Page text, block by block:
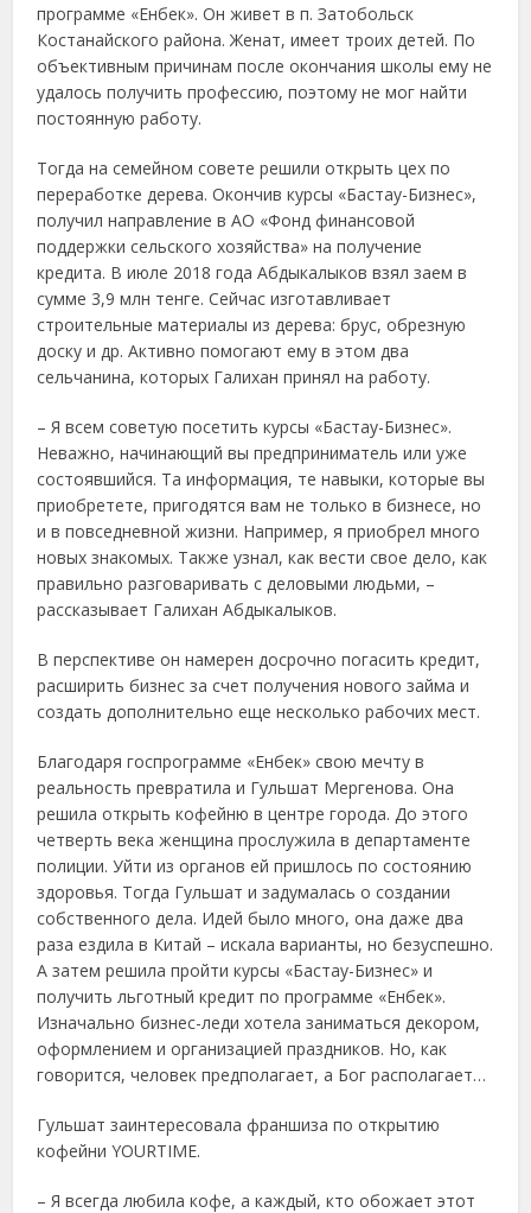
программе «Енбек». Он живет в п. Затобольск
Костанайского района. Женат, имеет троих детей. По
объективным причинам после окончания школы ему не
удалось получить профессию, поэтому не мог найти
постоянную работу.
Тогда на семейном совете решили открыть цех по
переработке дерева. Окончив курсы «Бастау-Бизнес»,
получил направление в АО «Фонд финансовой
поддержки сельского хозяйства» на получение
кредита. В июле 2018 года Абдыкалыков взял заем в
сумме 3,9 млн тенге. Сейчас изготавливает
строительные материалы из дерева: брус, обрезную
доску и др. Активно помогают ему в этом два
сельчанина, которых Галихан принял на работу.
– Я всем советую посетить курсы «Бастау-Бизнес».
Неважно, начинающий вы предприниматель или уже
состоявшийся. Та информация, те навыки, которые вы
приобретете, пригодятся вам не только в бизнесе, но
и в повседневной жизни. Например, я приобрел много
новых знакомых. Также узнал, как вести свое дело, как
правильно разговаривать с деловыми людьми, –
рассказывает Галихан Абдыкалыков.
В перспективе он намерен досрочно погасить кредит,
расширить бизнес за счет получения нового займа и
создать дополнительно еще несколько рабочих мест.
Благодаря госпрограмме «Енбек» свою мечту в
реальность превратила и Гульшат Мергенова. Она
решила открыть кофейню в центре города. До этого
четверть века женщина прослужила в департаменте
полиции. Уйти из органов ей пришлось по состоянию
здоровья. Тогда Гульшат и задумалась о создании
собственного дела. Идей было много, она даже два
раза ездила в Китай – искала варианты, но безуспешно.
А затем решила пройти курсы «Бастау-Бизнес» и
получить льготный кредит по программе «Енбек».
Изначально бизнес-леди хотела заниматься декором,
оформлением и организацией праздников. Но, как
говорится, человек предполагает, а Бог располагает…
Гульшат заинтересовала франшиза по открытию
кофейни YOURTIME.
– Я всегда любила кофе, а каждый, кто обожает этот